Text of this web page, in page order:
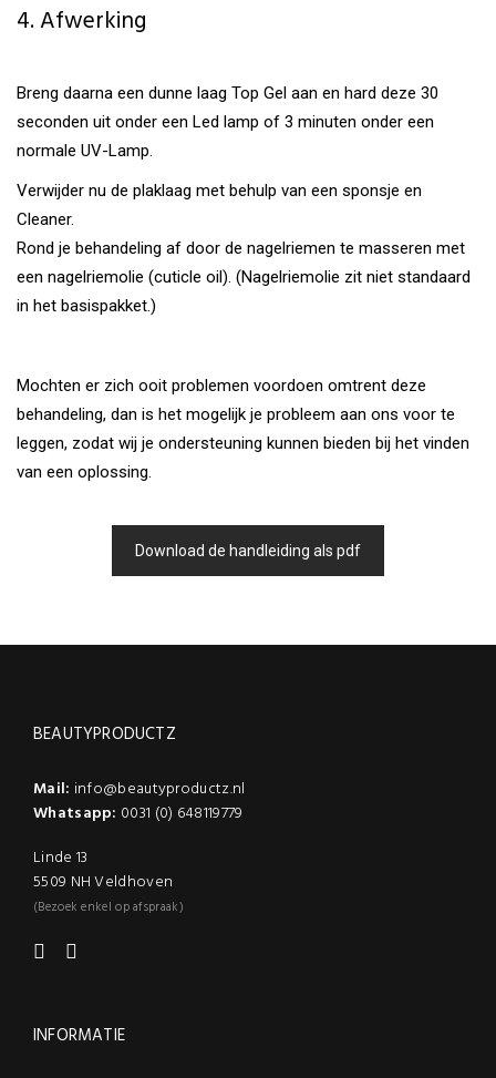
4. Afwerking
Breng daarna een dunne laag Top Gel aan en hard deze 30
seconden uit onder een Led lamp of 3 minuten onder een
normale UV-Lamp.
Verwijder nu de plaklaag met behulp van een sponsje en
Cleaner.
Rond je behandeling af door de nagelriemen te masseren met
een nagelriemolie (cuticle oil). (Nagelriemolie zit niet standaard
in het basispakket.)
Mochten er zich ooit problemen voordoen omtrent deze
behandeling, dan is het mogelijk je probleem aan ons voor te
leggen, zodat wij je ondersteuning kunnen bieden bij het vinden
van een oplossing.
Download de handleiding als pdf
BEAUTYPRODUCTZ
Mail: info@beautyproductz.nl
Whatsapp: 0031 (0) 648119779
Linde 13
5509 NH Veldhoven
(Bezoek enkel op afspraak)
INFORMATIE